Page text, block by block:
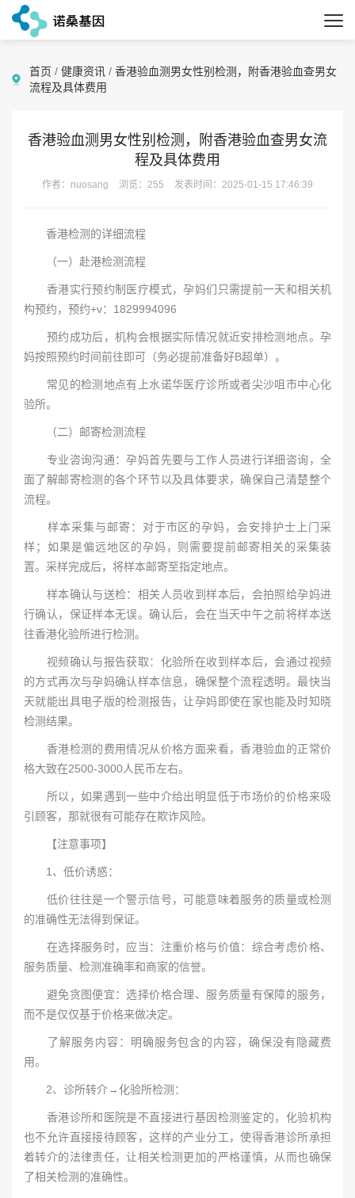
首页 / 健康资讯 / 香港验血测男女性别检测，附香港验血查男女
流程及具体费用
香港验血测男女性别检测，附香港验血查男女流
程及具体费用
作者：nuosang 浏览：255 发表时间：2025-01-15 17:46:39
香港检测的详细流程
（一）赴港检测流程
香港实行预约制医疗模式，孕妈们只需提前一天和相关机
构预约，预约+v：1829994096
预约成功后，机构会根据实际情况就近安排检测地点。孕
妈按照预约时间前往即可（务必提前准备好B超单）。
常见的检测地点有上水诺华医疗诊所或者尖沙咀市中心化
验所。
（二）邮寄检测流程
专业咨询沟通：孕妈首先要与工作人员进行详细咨询，全
面了解邮寄检测的各个环节以及具体要求，确保自己清楚整个
流程。
样本采集与邮寄：对于市区的孕妈，会安排护士上门采
样；如果是偏远地区的孕妈，则需要提前邮寄相关的采集装
置。采样完成后，将样本邮寄至指定地点。
样本确认与送检：相关人员收到样本后，会拍照给孕妈进
行确认，保证样本无误。确认后，会在当天中午之前将样本送
往香港化验所进行检测。
视频确认与报告获取：化验所在收到样本后，会通过视频
的方式再次与孕妈确认样本信息，确保整个流程透明。最快当
天就能出具电子版的检测报告，让孕妈即使在家也能及时知晓
检测结果。
香港检测的费用情况从价格方面来看，香港验血的正常价
格大致在2500-3000人民币左右。
所以，如果遇到一些中介给出明显低于市场价的价格来吸
引顾客，那就很有可能存在欺诈风险。
【注意事项】
1、低价诱惑：
低价往往是一个警示信号，可能意味着服务的质量或检测
的准确性无法得到保证。
在选择服务时，应当：注重价格与价值：综合考虑价格、
服务质量、检测准确率和商家的信誉。
避免贪图便宜：选择价格合理、服务质量有保障的服务，
而不是仅仅基于价格来做决定。
了解服务内容：明确服务包含的内容，确保没有隐藏费
用。
2、诊所转介→化验所检测：
香港诊所和医院是不直接进行基因检测鉴定的，化验机构
也不允许直接接待顾客，这样的产业分工，使得香港诊所承担
着转介的法律责任，让相关检测更加的严格谨慎，从而也确保
了相关检测的准确性。